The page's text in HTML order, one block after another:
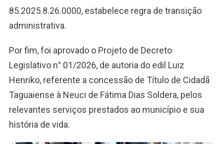
85.2025.8.26.0000, estabelece regra de transição
administrativa.
Por fim, foi aprovado o Projeto de Decreto
Legislativo n° 01/2026, de autoria do edil Luiz
Henriko, referente a concessão de Título de Cidadã
Taguaiense à Neuci de Fátima Dias Soldera, pelos
relevantes serviços prestados ao município e sua
história de vida.